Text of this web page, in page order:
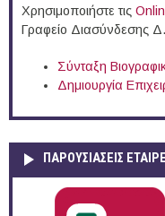
Χρησιμοποιήστε τις
Γραφείο Διασύνδεσης
Σύνταξη
Δημιουργία
ΠΑΡΟΥΣΙΆΣΕΙΣ